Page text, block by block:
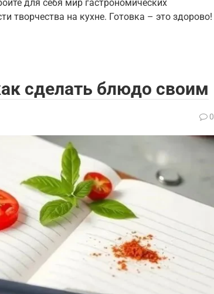
для себя мир гастрономических
творчества на кухне. Готовка – это здорово!
сделать блюдо своим
0